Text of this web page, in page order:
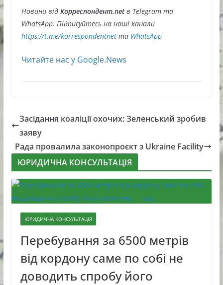
Новини відКорреспондент.netв Telegram та
WhatsApp. Підписуйтесь на наші канали
https://t.me/korrespondentnetта WhatsApp
Читайте нас у Google.News
Засідання коаліції охочих: Зеленський зробив
заяву
Рада провалила законопроєкт з Ukraine Facility
ЮРИДИЧНА КОНСУЛЬТАЦІЯ
ЮРИДИЧНА КОНСУЛЬТАЦІЯ
Перебування за 6500 метрів
від кордону саме по собі не
доводить спробу його